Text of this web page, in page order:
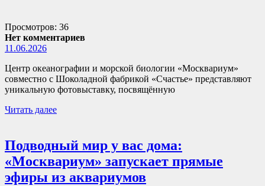
Просмотров: 36
Нет комментариев
11.06.2026
Центр океанографии и морской биологии «Москвариум»
совместно с Шоколадной фабрикой «Счастье» представляют
уникальную фотовыставку, посвящённую
Читать далее
Подводный мир у вас дома:
«Москвариум» запускает прямые
эфиры из аквариумов